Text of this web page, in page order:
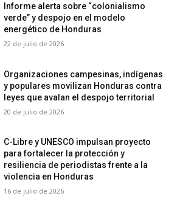
Informe alerta sobre “colonialismo
verde” y despojo en el modelo
energético de Honduras
22 de julio de 2026
Organizaciones campesinas, indígenas
y populares movilizan Honduras contra
leyes que avalan el despojo territorial
20 de julio de 2026
C-Libre y UNESCO impulsan proyecto
para fortalecer la protección y
resiliencia de periodistas frente a la
violencia en Honduras
16 de julio de 2026